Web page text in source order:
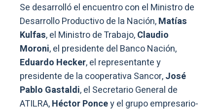
Se desarrolló el encuentro con el Ministro de
Desarrollo Productivo de la Nación,Matías
Kulfas, el Ministro de Trabajo,Claudio
Moroni, el presidente del Banco Nación,
Eduardo Hecker, el representante y
presidente de la cooperativa Sancor,José
Pablo Gastaldi, el Secretario General de
ATILRA,Héctor Poncey el grupo empresario-